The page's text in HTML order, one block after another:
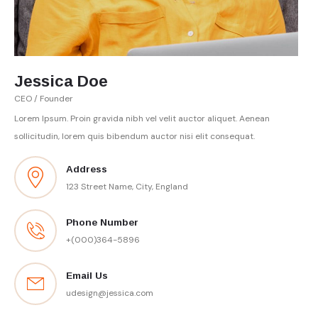
Jessica Doe
CEO / Founder
Lorem Ipsum. Proin gravida nibh vel velit auctor aliquet. Aenean
sollicitudin, lorem quis bibendum auctor nisi elit consequat.
Address
123 Street Name, City, England
Phone Number
+(000)364-5896
Email Us
udesign@jessica.com